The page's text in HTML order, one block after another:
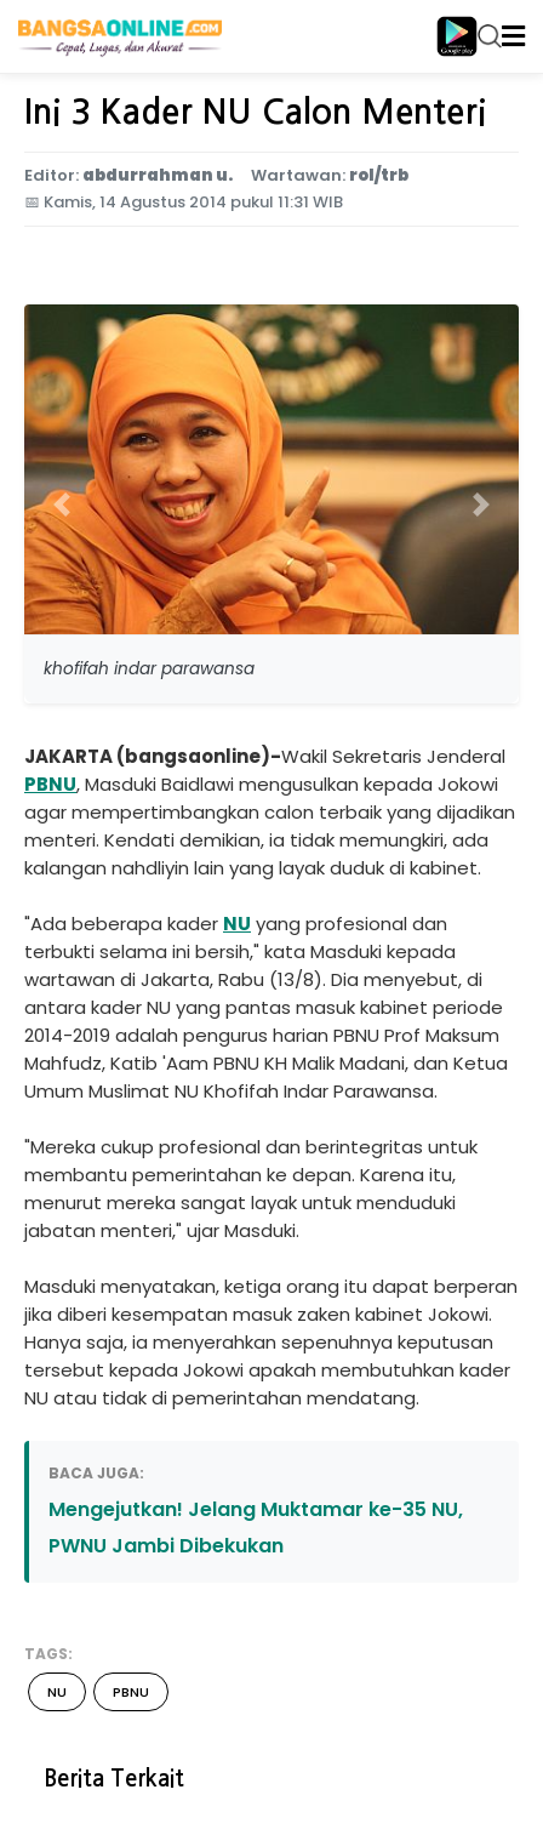
Home Nasional
Ini 3 Kader NU Calon Menteri
Editor: abdurrahman u. Wartawan: rol/trb
📅 Kamis, 14 Agustus 2014 pukul 11:31 WIB
khofifah indar parawansa
Previous Next
JAKARTA (bangsaonline)-Wakil Sekretaris Jenderal
PBNU, Masduki Baidlawi mengusulkan kepada Jokowi
agar mempertimbangkan calon terbaik yang dijadikan
menteri. Kendati demikian, ia tidak memungkiri, ada
kalangan nahdliyin lain yang layak duduk di kabinet.
"Ada beberapa kader NU yang profesional dan
terbukti selama ini bersih," kata Masduki kepada
wartawan di Jakarta, Rabu (13/8). Dia menyebut, di
antara kader NU yang pantas masuk kabinet periode
2014-2019 adalah pengurus harian PBNU Prof Maksum
Mahfudz, Katib 'Aam PBNU KH Malik Madani, dan Ketua
Umum Muslimat NU Khofifah Indar Parawansa.
"Mereka cukup profesional dan berintegritas untuk
membantu pemerintahan ke depan. Karena itu,
menurut mereka sangat layak untuk menduduki
jabatan menteri," ujar Masduki.
Masduki menyatakan, ketiga orang itu dapat berperan
jika diberi kesempatan masuk zaken kabinet Jokowi.
Hanya saja, ia menyerahkan sepenuhnya keputusan
tersebut kepada Jokowi apakah membutuhkan kader
NU atau tidak di pemerintahan mendatang.
BACA JUGA:
Mengejutkan! Jelang Muktamar ke-35 NU,
PWNU Jambi Dibekukan
TAGS:
NU PBNU
Berita Terkait